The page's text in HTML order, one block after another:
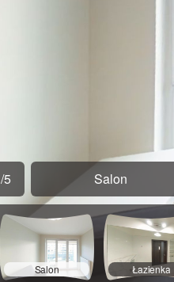
/5 Salon
Salon Łazienka